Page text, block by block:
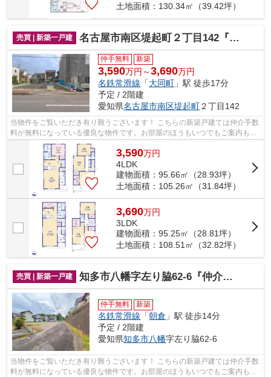
土地面積：130.34㎡（39.42坪）
売買 | 新築一戸建 名古屋市南区堤起町２丁目142『仲介料無料』新築戸建て
仲手無料 新築
3,590万円～3,690万円
名鉄常滑線 「大同町 」駅 徒歩17分
予定 / 2階建
愛知県名古屋市南区堤起町２丁目142
当物件をご覧いただき有り難うございます！ こちらの新築戸建ては仲介手数
料が無料になっている優良な物件です。お部屋のほうもいつでもご案内もさ
せて頂きますのでお気軽にお問合せ下...
3,590万円
4LDK
建物面積：95.66㎡（28.93坪）
土地面積：105.26㎡（31.84坪）
3,690万円
3LDK
建物面積：95.25㎡（28.81坪）
土地面積：108.51㎡（32.82坪）
売買 | 新築一戸建 知多市八幡字左り脇62-6『仲介料無料』新築戸建て
仲手無料 新築
名鉄常滑線 「朝倉 」駅 徒歩14分
予定 / 2階建
愛知県知多市八幡字左り脇62-6
当物件をご覧いただき有り難うございます！ こちらの新築戸建ては仲介手数
料が無料になっている優良な物件です。お部屋のほうもいつでもご案内もさ